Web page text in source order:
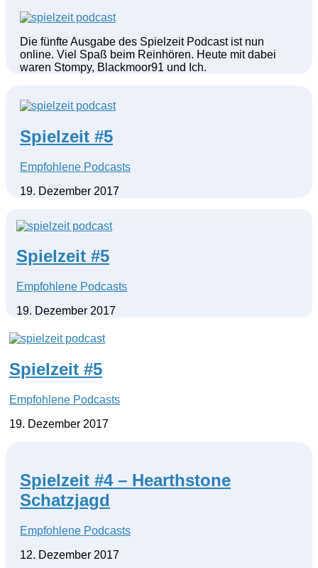
Die fünfte Ausgabe des Spielzeit Podcast ist nun
online. Viel Spaß beim Reinhören. Heute mit dabei
waren Stompy, Blackmoor91 und Ich.
Spielzeit #5
Empfohlene Podcasts
19. Dezember 2017
Spielzeit #5
Empfohlene Podcasts
19. Dezember 2017
Spielzeit #5
Empfohlene Podcasts
19. Dezember 2017
Spielzeit #4 – Hearthstone
Schatzjagd
Empfohlene Podcasts
12. Dezember 2017